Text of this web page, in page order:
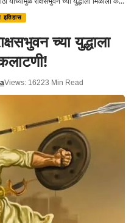
इतिहास
च्या युद्धाला
Views: 16223 Min Read